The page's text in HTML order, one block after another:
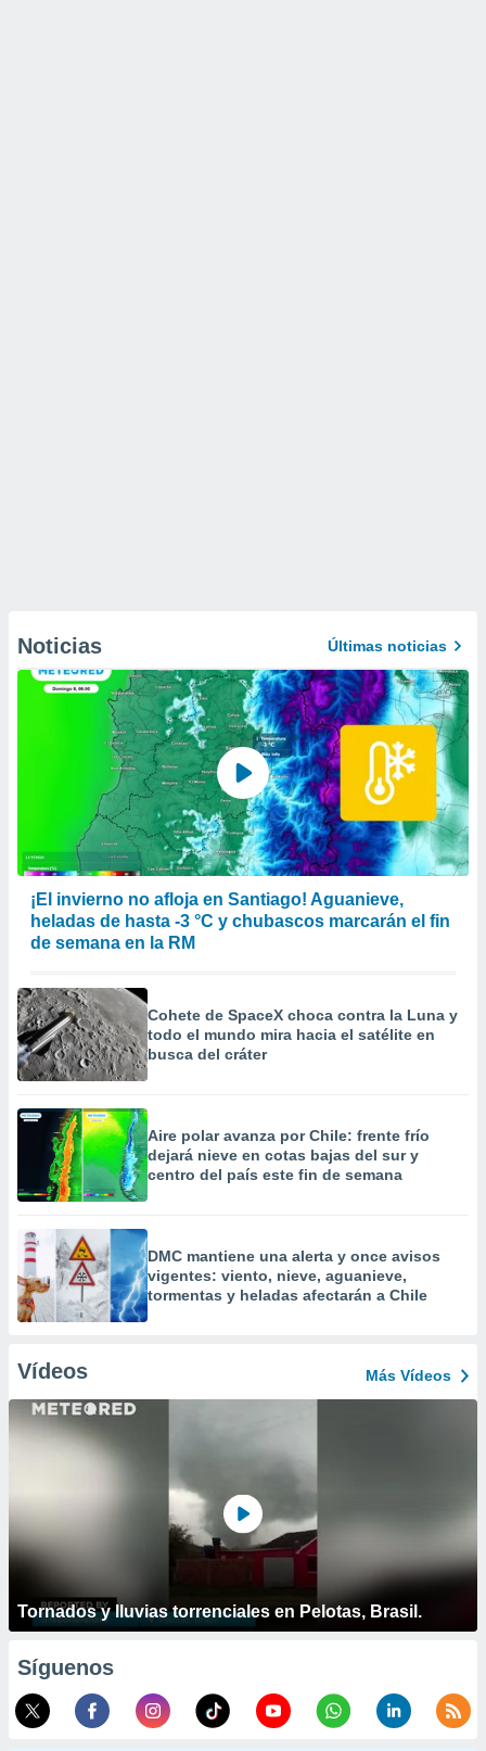
Noticias Últimas noticias
¡El invierno no afloja en Santiago! Aguanieve,
heladas de hasta -3 °C y chubascos marcarán el fin
de semana en la RM
Cohete de SpaceX choca contra la Luna y
todo el mundo mira hacia el satélite en
busca del cráter
Aire polar avanza por Chile: frente frío
dejará nieve en cotas bajas del sur y
centro del país este fin de semana
DMC mantiene una alerta y once avisos
vigentes: viento, nieve, aguanieve,
tormentas y heladas afectarán a Chile
Vídeos Más Vídeos
Tornados y lluvias torrenciales en Pelotas, Brasil.
Síguenos